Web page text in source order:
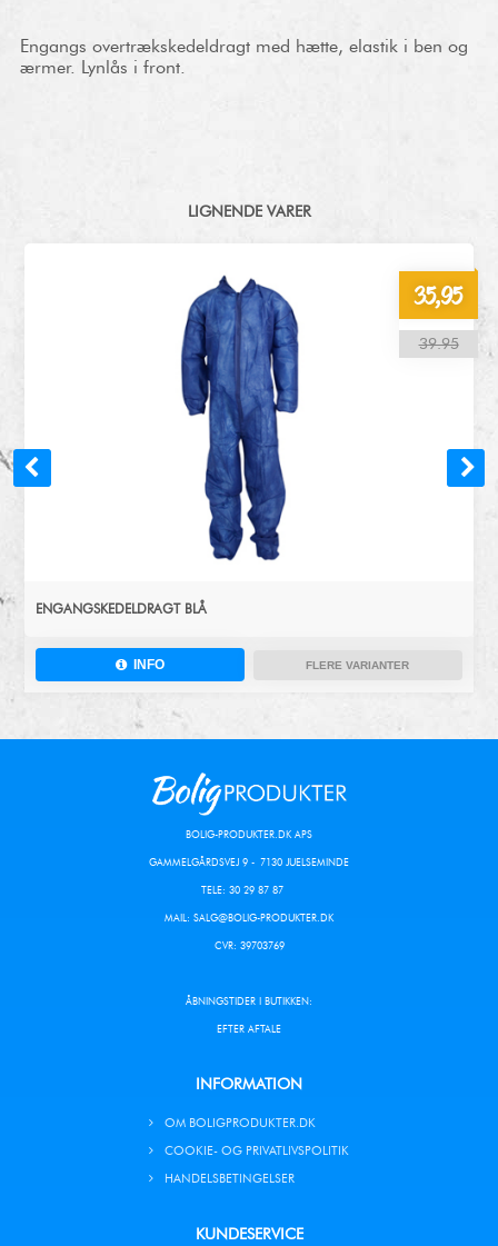
Engangs overtrækskedeldragt med hætte, elastik i ben og
ærmer. Lynlås i front.
LIGNENDE VARER
35,95
39.95
ENGANGSKEDELDRAGT BLÅ
INFO FLERE VARIANTER
BOLIG-PRODUKTER.DK APS
GAMMELGÅRDSVEJ 9 - 7130 JUELSEMINDE
TELE: 30 29 87 87
MAIL: SALG@BOLIG-PRODUKTER.DK
CVR: 39703769
ÅBNINGSTIDER I BUTIKKEN:
EFTER AFTALE
INFORMATION
OM BOLIGPRODUKTER.DK
COOKIE- OG PRIVATLIVSPOLITIK
HANDELSBETINGELSER
KUNDESERVICE